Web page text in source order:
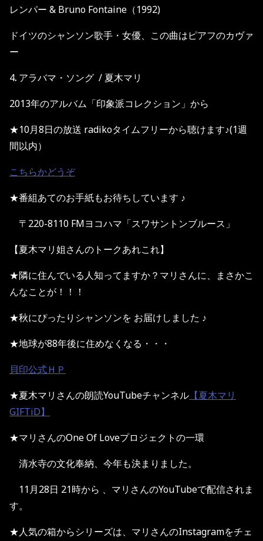
レンパー & Bruno Fontaine（1992)
ドイツのシャンソン歌手・女優、この曲はピアフのカヴァ
ー
4. アラバマ・ソング / 夏木マリ
2013年のアルバム「印象派コレクション」から
★10月8日の放送 radikoタイムフリーから聴けます♪(1週
間以内）
こちらかどうぞ
★番組あてのお手紙もお待ちしています ♪
〒220-8110 FMヨコハマ「スワサントンブルース」
【夏木マリ姐さんのトークあれこれ】
★隣に住んでいる人知ってますか？マリさんに、まさかこ
んなことが！！！
★秋にぴったりシャンソンを お届けしました ♪
★地球が88年後に住めなくなる・・・
貝印公式ＨＰ
★夏木マリさんの朗読YouTubeチャンネル 【夏木マリ
GIFTiD】
★マリさんのOne Of Loveプロジェクトの一環
清水寺の文化奉納、今年も決まりました。
11月28日 21時から 、マリさんのYouTubeで配信されま
す。
★人気の箱からシリーズは、マリさんのInstagramをチェ